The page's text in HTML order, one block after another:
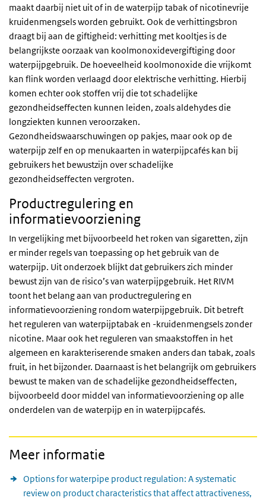
maakt daarbij niet uit of in de waterpijp tabak of nicotinevrije
kruidenmengsels worden gebruikt. Ook de verhittingsbron
draagt bij aan de giftigheid: verhitting met kooltjes is de
belangrijkste oorzaak van koolmonoxidevergiftiging door
waterpijpgebruik. De hoeveelheid koolmonoxide die vrijkomt
kan flink worden verlaagd door elektrische verhitting. Hierbij
komen echter ook stoffen vrij die tot schadelijke
gezondheidseffecten kunnen leiden, zoals aldehydes die
longziekten kunnen veroorzaken.
Gezondheidswaarschuwingen op pakjes, maar ook op de
waterpijp zelf en op menukaarten in waterpijpcafés kan bij
gebruikers het bewustzijn over schadelijke
gezondheidseffecten vergroten.
Productregulering en
informatievoorziening
In vergelijking met bijvoorbeeld het roken van sigaretten, zijn
er minder regels van toepassing op het gebruik van de
waterpijp. Uit onderzoek blijkt dat gebruikers zich minder
bewust zijn van de risico’s van waterpijpgebruik. Het RIVM
toont het belang aan van productregulering en
informatievoorziening rondom waterpijpgebruik. Dit betreft
het reguleren van waterpijptabak en -kruidenmengsels zonder
nicotine. Maar ook het reguleren van smaakstoffen in het
algemeen en karakteriserende smaken anders dan tabak, zoals
fruit, in het bijzonder. Daarnaast is het belangrijk om gebruikers
bewust te maken van de schadelijke gezondheidseffecten,
bijvoorbeeld door middel van informatievoorziening op alle
onderdelen van de waterpijp en in waterpijpcafés.
Meer informatie
Options for waterpipe product regulation: A systematic
review on product characteristics that affect attractiveness,